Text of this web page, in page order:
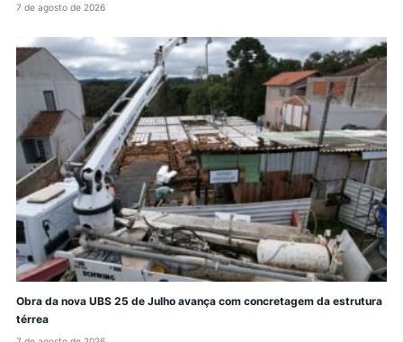
7 de agosto de 2026
Obra da nova UBS 25 de Julho avança com concretagem da estrutura
térrea